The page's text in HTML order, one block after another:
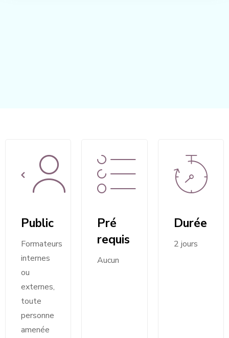
Public
Formateurs
internes
ou
externes,
toute
personne
amenée
Pré
requis
Aucun
Durée
2 jours